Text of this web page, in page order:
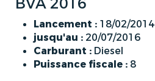
Lancement : 18/02/2014
jusqu'au : 20/07/2016
Carburant : Diesel
Puissance fiscale : 8